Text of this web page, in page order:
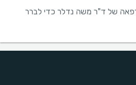
של ד"ר משה נדלר כדי לברר